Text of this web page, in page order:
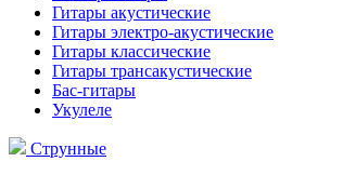
Гитары акустические
Гитары электро-акустические
Гитары классические
Гитары трансакустические
Бас-гитары
Укулеле
Струнные